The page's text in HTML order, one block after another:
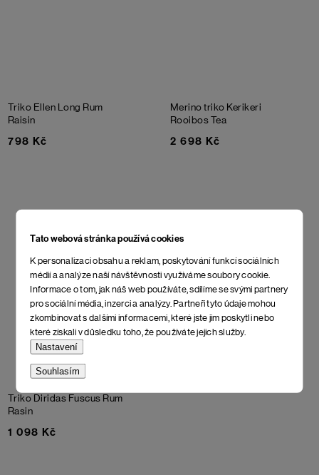
Tato webová stránka používá cookies
K personalizaci obsahu a reklam, poskytování funkcí sociálních
médií a analýze naší návštěvnosti využíváme soubory cookie.
Informace o tom, jak náš web používáte, sdílíme se svými partnery
pro sociální média, inzerci a analýzy. Partneři tyto údaje mohou
zkombinovat s dalšími informacemi, které jste jim poskytli nebo
které získali v důsledku toho, že používáte jejich služby.
Nastavení
Souhlasím
Triko Ellen Long Rum
Raisin
798 Kč
Merino triko Kerikeri
Rooibos Tea
2 698 Kč
Triko Diridas Fuscus Rum
Rasin
1 098 Kč